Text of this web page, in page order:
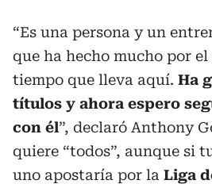
“Es una persona y un
que ha hecho mucho por
tiempo que lleva aquí. Ha
títulos y ahora espero
con él”, declaró Anthony
quiere “todos”, aunque si
uno apostaría por la Liga